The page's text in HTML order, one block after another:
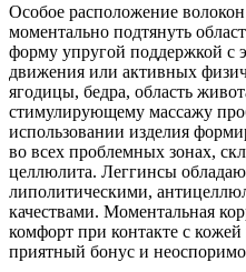
Особое расположение
моментально подтянуть
форму упругой поддержкой с
движения или активных
ягодицы, бедра, область
стимулирующему массажу
использовании изделия
во всех проблемных зонах,
целлюлита. Леггинсы
липолитическими,
качествами. Моментальная
комфорт при контакте с
приятный бонус и